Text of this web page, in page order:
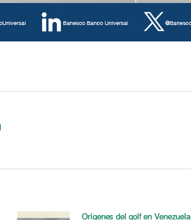
Orígenes del golf en Venezuela